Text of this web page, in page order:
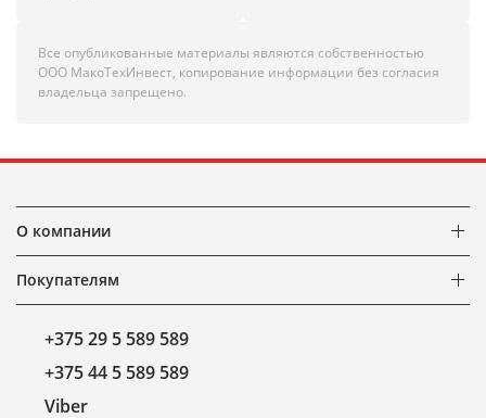
Все опубликованные материалы являются собственностью
ООО МакоТехИнвест, копирование информации без согласия
владельца запрещено.
О компании
Покупателям
+375 29 5 589 589
+375 44 5 589 589
Viber